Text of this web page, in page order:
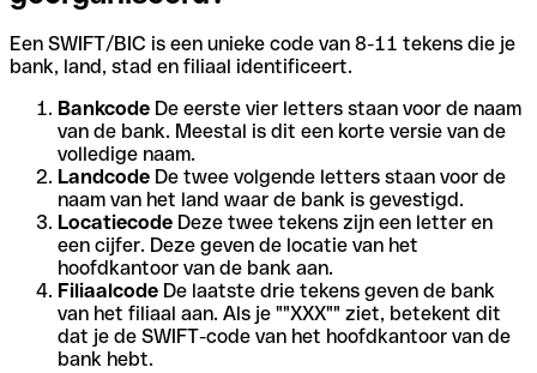
Een SWIFT/BIC is een unieke code van 8-11 tekens die je
bank, land, stad en filiaal identificeert.
Bankcode De eerste vier letters staan voor de naam
van de bank. Meestal is dit een korte versie van de
volledige naam.
Landcode De twee volgende letters staan voor de
naam van het land waar de bank is gevestigd.
Locatiecode Deze twee tekens zijn een letter en
een cijfer. Deze geven de locatie van het
hoofdkantoor van de bank aan.
Filiaalcode De laatste drie tekens geven de bank
van het filiaal aan. Als je ""XXX"" ziet, betekent dit
dat je de SWIFT-code van het hoofdkantoor van de
bank hebt.